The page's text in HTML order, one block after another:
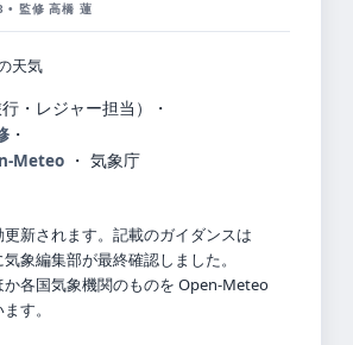
• 監修 高橋 蓮
天気
行・レジャー担当）
・
・
Meteo ・ 気象庁
新されます。記載のガイダンスは
象編集部が最終確認しました。
各国気象機関のものを Open-Meteo
す。